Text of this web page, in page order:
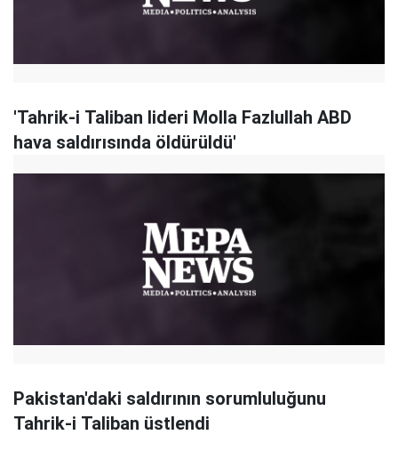
'Tahrik-i Taliban lideri Molla Fazlullah ABD
hava saldırısında öldürüldü'
Pakistan'daki saldırının sorumluluğunu
Tahrik-i Taliban üstlendi